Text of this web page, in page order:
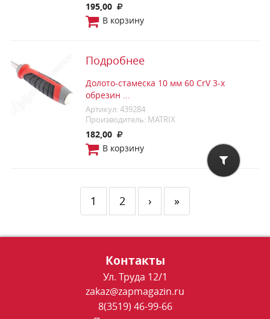
195,00
В корзину
Подробнее
Долото-стамеска 10 мм 60 CrV 3-х
обрезин ...
Артикул: 439284
Производитель: MATRIX
182,00
В корзину
1 2 › »
Контакты
Ул. Труда 12/1
zakaz@zapmagazin.ru
8(3519) 46-99-66